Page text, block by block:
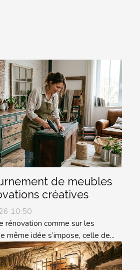
de meubles
créatives
10:50
rénovation comme sur les
même idée s’impose, celle de...